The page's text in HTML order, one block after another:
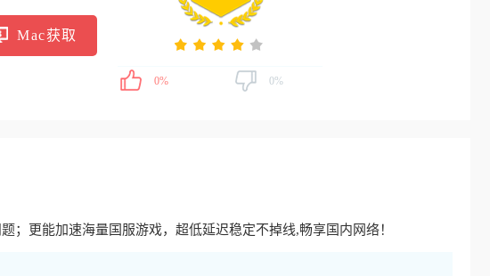
Mac获取
0% 0%
更能加速海量国服游戏，超低延迟稳定不掉线,畅享国内网络！